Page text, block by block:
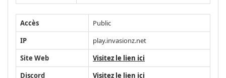
Accès
Public
IP
play.invasionz.net
Site Web
Visitez le lien ici
Discord
Visitez le lien ici